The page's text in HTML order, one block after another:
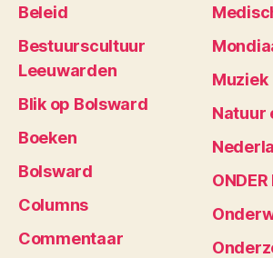
Beleid
Bestuurscultuur
Leeuwarden
Blik op Bolsward
Boeken
Bolsward
Columns
Commentaar
Muziek
Natuur
ONDER